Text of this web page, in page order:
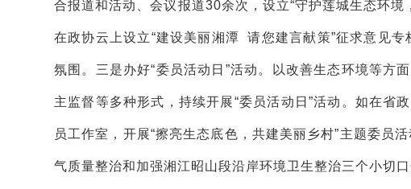
合报道和活动、会议报道30余次，设立“守护莲城生态环
在政协云上设立“建设美丽湘潭 请您建言献策”征求意见
氛围。三是办好“委员活动日”活动。以改善生态环境等方
主监督等多种形式，持续开展“委员活动日”活动。如在省
员工作室，开展“擦亮生态底色，共建美丽乡村”主题委员
气质量整治和加强湘江昭山段沿岸环境卫生整治三个小切